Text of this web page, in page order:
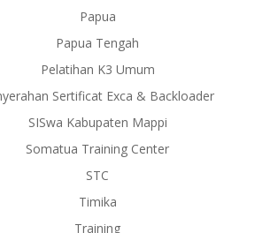
Papua
Papua Tengah
Pelatihan K3 Umum
Sertificat Exca & Backloader
SISwa Kabupaten Mappi
Somatua Training Center
STC
Timika
Training